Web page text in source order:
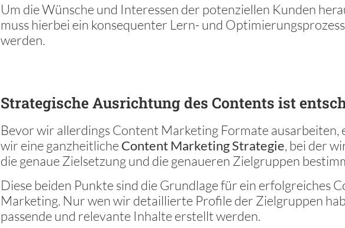
Um die Wünsche und Interessen der potenziellen Kunden
muss hierbei ein konsequenter Lern- und
werden.
Strategische Ausrichtung des Contents ist
Bevor wir allerdings Content Marketing Formate ausarbeiten,
wir eine ganzheitlicheContent Marketing Strategie, bei der
die genaue Zielsetzung und die genaueren Zielgruppen
Diese beiden Punkte sind die Grundlage für ein erfolgreiches
Marketing. Nur wen wir detaillierte Profile der Zielgruppen
passende und relevante Inhalte erstellt werden.